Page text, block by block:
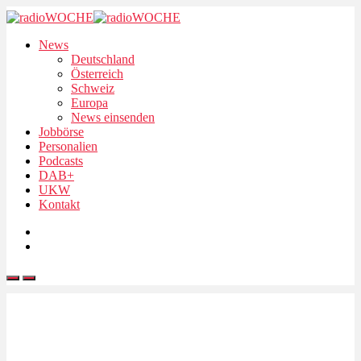
News
Deutschland
Österreich
Schweiz
Europa
News einsenden
Jobbörse
Personalien
Podcasts
DAB+
UKW
Kontakt